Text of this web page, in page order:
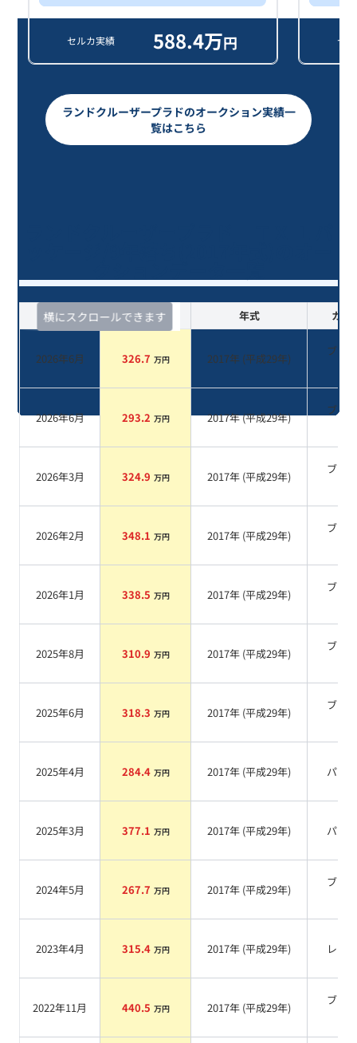
セルカ実績 588.4万円 セ
ランドクルーザープラドのオークション実績一
覧はこちら
横にスクロールできます
査定時期 セルカ実績 年式 カラ
2026年6月 326.7 万円 2017年 (平成29年)
ブラ
2026年6月 293.2 万円 2017年 (平成29年)
ブラ
2026年3月 324.9 万円 2017年 (平成29年)
ブラ
2026年2月 348.1 万円 2017年 (平成29年)
ブラ
2026年1月 338.5 万円 2017年 (平成29年)
ブラ
2025年8月 310.9 万円 2017年 (平成29年)
ブラ
2025年6月 318.3 万円 2017年 (平成29年)
ブラ
2025年4月 284.4 万円 2017年 (平成29年) パール
2025年3月 377.1 万円 2017年 (平成29年) パール
2024年5月 267.7 万円 2017年 (平成29年)
ブラ
2023年4月 315.4 万円 2017年 (平成29年) レッド
2022年11月 440.5 万円 2017年 (平成29年)
ブラ